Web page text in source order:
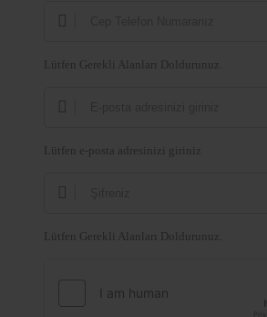
Lütfen Gerekli Alanları Doldurunuz.
Lütfen e-posta adresinizi giriniz
Lütfen Gerekli Alanları Doldurunuz.